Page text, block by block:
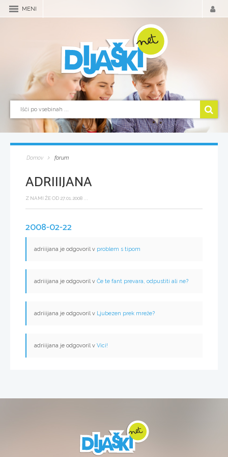
MENI
Domov forum
ADRIIIJANA
Z NAMI ŽE OD 27.01.2008 ...
2008-02-22
adriiijana je odgovoril v problem s tipom
adriiijana je odgovoril v Če te fant prevara, odpustiti ali ne?
adriiijana je odgovoril v Ljubezen prek mreže?
adriiijana je odgovoril v Vici!